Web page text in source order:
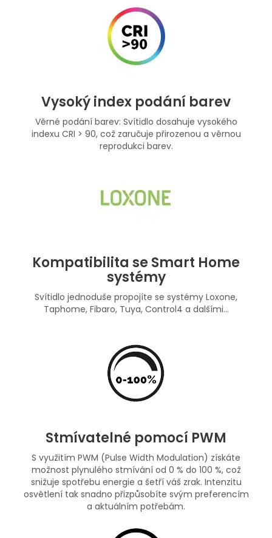
Vysoký index podání barev
Věrné podání barev: Svítidlo dosahuje vysokého
indexu CRI > 90, což zaručuje přirozenou a věrnou
reprodukci barev.
Kompatibilita se Smart Home
systémy
Svítidlo jednoduše propojíte se systémy Loxone,
Taphome, Fibaro, Tuya, Control4 a dalšími...
Stmívatelné pomocí PWM
S využitím PWM (Pulse Width Modulation) získáte
možnost plynulého stmívání od 0 % do 100 %, což
snižuje spotřebu energie a šetří váš zrak. Intenzitu
osvětlení tak snadno přizpůsobíte svým preferencím
a aktuálním potřebám.